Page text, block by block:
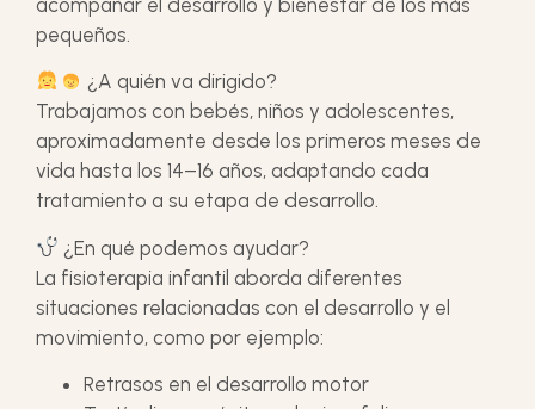
acompañar el desarrollo y bienestar de los más
pequeños.
¿A quién va dirigido?
Trabajamos con bebés, niños y adolescentes,
aproximadamente desde los primeros meses de
vida hasta los 14–16 años, adaptando cada
tratamiento a su etapa de desarrollo.
¿En qué podemos ayudar?
La fisioterapia infantil aborda diferentes
situaciones relacionadas con el desarrollo y el
movimiento, como por ejemplo:
Retrasos en el desarrollo motor